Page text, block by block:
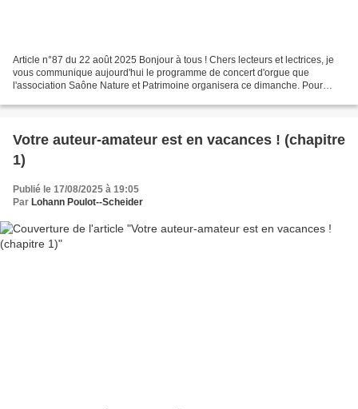
Article n°87 du 22 août 2025 Bonjour à tous ! Chers lecteurs et lectrices, je
vous communique aujourd'hui le programme de concert d'orgue que
l'association Saône Nature et Patrimoine organisera ce dimanche. Pour
Votre auteur-amateur est en vacances ! (chapitre
1)
Publié le 17/08/2025 à 19:05
Par Lohann Poulot--Scheider